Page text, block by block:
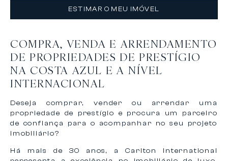
ESTIMAR O MEU IMÓVEL
COMPRA, VENDA E ARRENDAMENTO
DE PROPRIEDADES DE PRESTÍGIO
NA COSTA AZUL E A NÍVEL
INTERNACIONAL
Deseja comprar, vender ou arrendar uma
propriedade de prestígio e procura um parceiro
de confiança para o acompanhar no seu projeto
imobiliário?
Há mais de 30 anos, a Carlton International